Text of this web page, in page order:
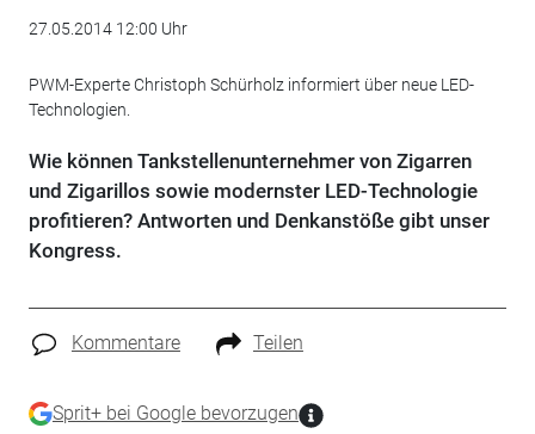
27.05.2014 12:00 Uhr
PWM-Experte Christoph Schürholz informiert über neue LED-
Technologien.
Wie können Tankstellenunternehmer von Zigarren
und Zigarillos sowie modernster LED-Technologie
profitieren? Antworten und Denkanstöße gibt unser
Kongress.
Kommentare Teilen
Sprit+ bei Google bevorzugen